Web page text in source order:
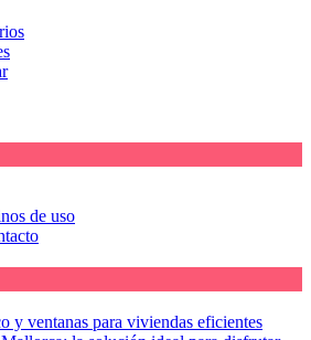
de uso
y ventanas para viviendas eficientes